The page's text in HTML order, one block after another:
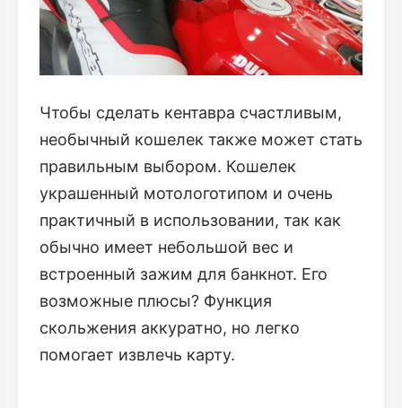
Чтобы сделать кентавра счастливым,
необычный кошелек также может стать
правильным выбором. Кошелек
украшенный мотологотипом и очень
практичный в использовании, так как
обычно имеет небольшой вес и
встроенный зажим для банкнот. Его
возможные плюсы? Функция
скольжения аккуратно, но легко
помогает извлечь карту.